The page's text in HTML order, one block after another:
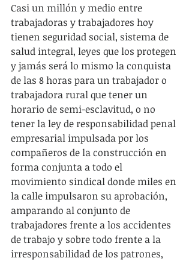
Casi un millón y medio entre
trabajadoras y trabajadores hoy
tienen seguridad social, sistema de
salud integral, leyes que los protegen
y jamás será lo mismo la conquista
de las 8 horas para un trabajador o
trabajadora rural que tener un
horario de semi-esclavitud, o no
tener la ley de responsabilidad penal
empresarial impulsada por los
compañeros de la construcción en
forma conjunta a todo el
movimiento sindical donde miles en
la calle impulsaron su aprobación,
amparando al conjunto de
trabajadores frente a los accidentes
de trabajo y sobre todo frente a la
irresponsabilidad de los patrones,